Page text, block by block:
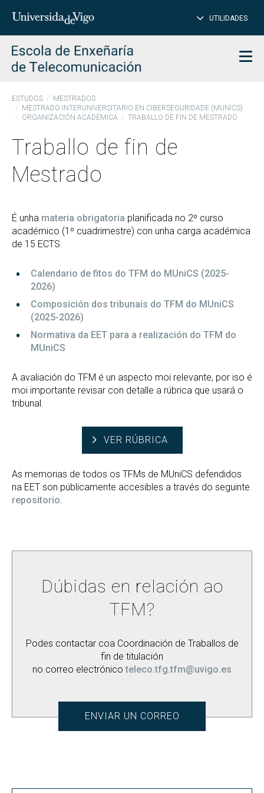
Introduce
para
buscar
UTILIDADES
ESTUDOS
MESTRADOS
MESTRADO INTERUNIVERSITARIO EN CIBERSEGURIDADE (MUNICS)
ORGANIZACIÓN ACADÉMICA
TRABALLO DE FIN DE MESTRADO
Traballo de fin de
Mestrado
É unha materia obrigatoria planificada no 2º curso
académico (1º cuadrimestre) con unha carga académica
de 15 ECTS.
Calendario de fitos do TFM do MUniCS (2025-
2026)
Composición dos tribunais do TFM do MUniCS
(2025-2026)
Normativa da EET para a realización do TFM do
MUniCS
A avaliación do TFM é un aspecto moi relevante, por iso é
moi importante revisar con detalle a rúbrica que usará o
tribunal.
VER RÚBRICA
As memorias de todos os TFMs de MUniCS defendidos
na EET son públicamente accesibles a través do seguinte
repositorio.
Dúbidas en relación ao
TFM?
Podes contactar coa Coordinación de Traballos de
fin de titulación
no correo electrónicoteleco.tfg.tfm@uvigo.es
ENVIAR UN CORREO